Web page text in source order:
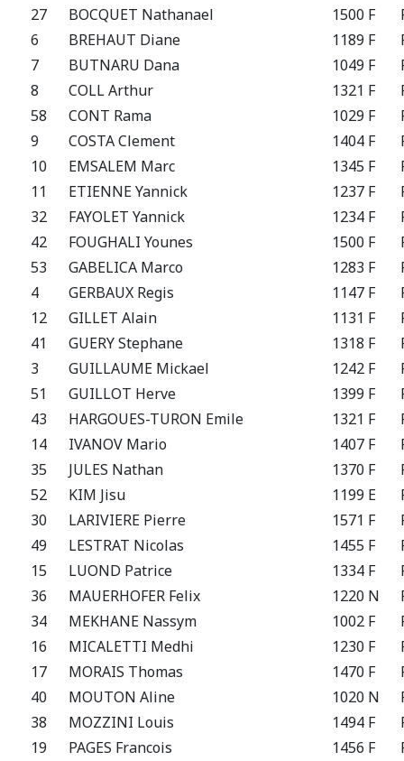
27
BOCQUET Nathanael 1500 F
6
BREHAUT Diane 1189 F
7
BUTNARU Dana 1049 F
8
COLL Arthur 1321 F
58
CONT Rama 1029 F
9
COSTA Clement 1404 F
10
EMSALEM Marc 1345 F
11
ETIENNE Yannick 1237 F
32
FAYOLET Yannick 1234 F
42
FOUGHALI Younes 1500 F
53
GABELICA Marco 1283 F
4
GERBAUX Regis 1147 F
12
GILLET Alain 1131 F
41
GUERY Stephane 1318 F
3
GUILLAUME Mickael 1242 F
51
GUILLOT Herve 1399 F
43
HARGOUES-TURON Emile 1321 F
14
IVANOV Mario 1407 F
35
JULES Nathan 1370 F
52
KIM Jisu 1199 E
30
LARIVIERE Pierre 1571 F
49
LESTRAT Nicolas 1455 F
15
LUOND Patrice 1334 F
36
MAUERHOFER Felix 1220 N
34
MEKHANE Nassym 1002 F
16
MICALETTI Medhi 1230 F
17
MORAIS Thomas 1470 F
40
MOUTON Aline 1020 N
38
MOZZINI Louis 1494 F
19
PAGES Francois 1456 F